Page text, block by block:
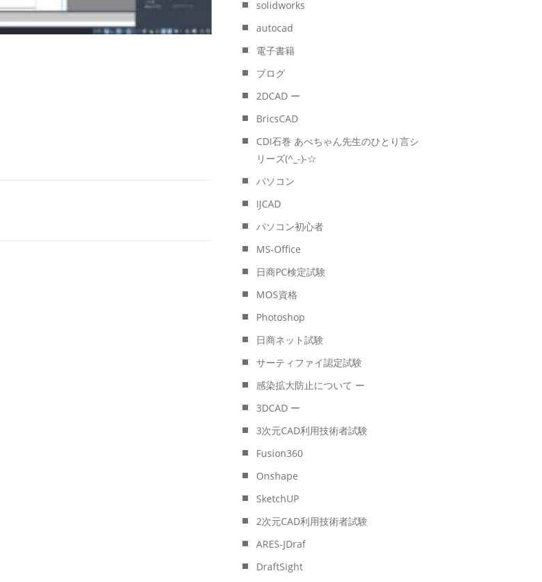
solidworks
autocad
電子書籍
ブログ
2DCAD ー
BricsCAD
CDI石巻 あべちゃん先生のひとり言シ
リーズ(^_-)-☆
パソコン
IJCAD
パソコン初心者
MS-Office
日商PC検定試験
MOS資格
Photoshop
日商ネット試験
サーティファイ認定試験
感染拡大防止について ー
3DCAD ー
3次元CAD利用技術者試験
Fusion360
Onshape
SketchUP
2次元CAD利用技術者試験
ARES-JDraf
DraftSight